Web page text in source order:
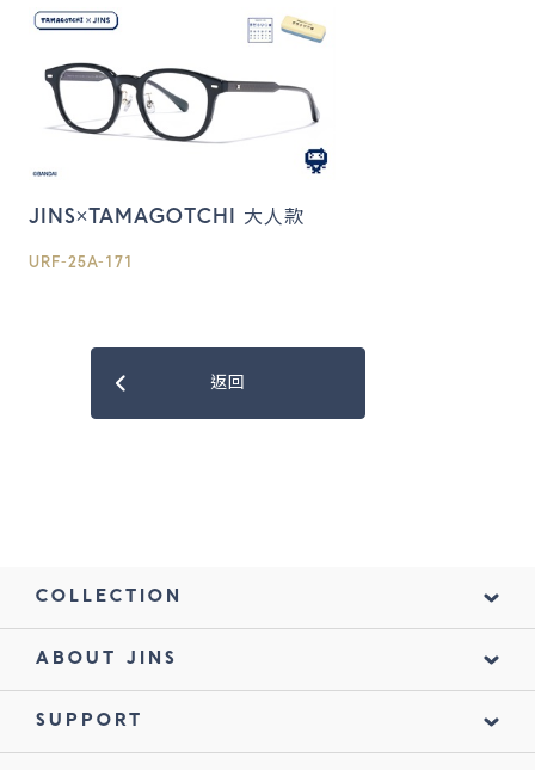
JINS×TAMAGOTCHI 大人款
URF-25A-171
返回
COLLECTION
ABOUT JINS
SUPPORT